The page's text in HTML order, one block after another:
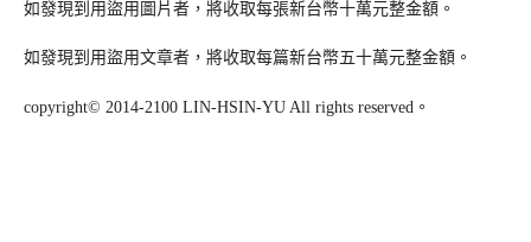
如發現到用盜用圖片者，將收取每張新台幣十萬元整金額。
如發現到用盜用文章者，將收取每篇新台幣五十萬元整金額。
copyright© 2014-2100 LIN-HSIN-YU All rights reserved。